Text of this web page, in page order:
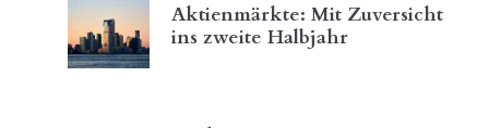
Aktienmärkte: Mit Zuversicht
ins zweite Halbjahr